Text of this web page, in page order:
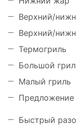
Верхний/
Верхний/
Термогриль
Большой
Малый гриль
Предложение
Быстрый